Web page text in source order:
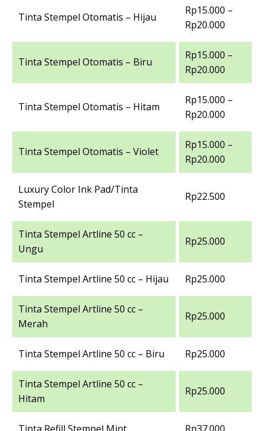
Tinta Stempel Otomatis – Hijau
Rp15.000 –
Rp20.000
Tinta Stempel Otomatis – Biru
Rp15.000 –
Rp20.000
Tinta Stempel Otomatis – Hitam
Rp15.000 –
Rp20.000
Tinta Stempel Otomatis – Violet
Rp15.000 –
Rp20.000
Luxury Color Ink Pad/Tinta
Stempel
Rp22.500
Tinta Stempel Artline 50 cc –
Ungu
Rp25.000
Tinta Stempel Artline 50 cc – Hijau Rp25.000
Tinta Stempel Artline 50 cc –
Merah
Rp25.000
Tinta Stempel Artline 50 cc – Biru Rp25.000
Tinta Stempel Artline 50 cc –
Hitam
Rp25.000